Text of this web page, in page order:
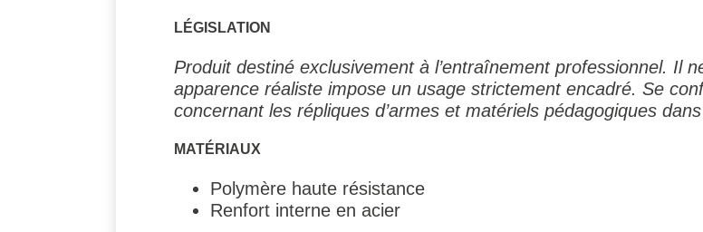
LÉGISLATION
Produit destiné exclusivement à l’entraînement professionnel. Il
apparence réaliste impose un usage strictement encadré. Se
concernant les répliques d’armes et matériels pédagogiques
MATÉRIAUX
Polymère haute résistance
Renfort interne en acier